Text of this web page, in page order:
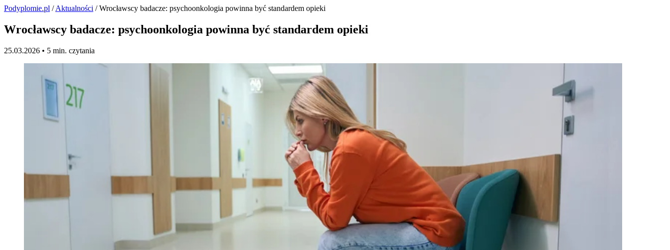
Podyplomie.pl /Aktualności / Wrocławscy badacze: psychoonkologia powinna być standardem opieki
Wrocławscy badacze: psychoonkologia powinna być standardem opieki
25.03.2026 • 5 min. czytania